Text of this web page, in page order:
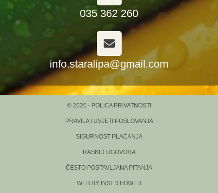
035 362 260
info.staralipa@gmail.com
© 2020 - POLICA PRIVATNOSTI
PRAVILA I UVJETI POSLOVANJA
SIGURNOST PLAĆANJA
RASKID UGOVORA
ČESTO POSTAVLJANA PITANJA
WEB BY INSERTIOWEB